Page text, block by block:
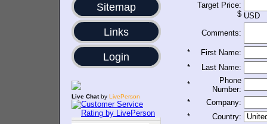
Sitemap
Links
Login
Live Chatby LivePerson
Target Price:
$ USD
Comments:
*
First Name:
*
Last Name:
*
Phone
Number:
*
Company:
*
Country: